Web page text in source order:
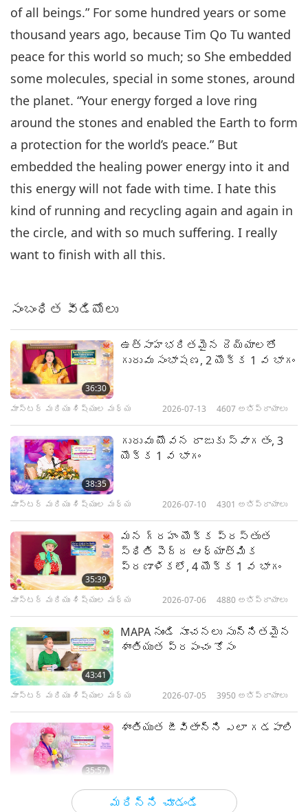
of all beings.” For some hundred years or some
thousand years ago, because Tim Qo Tu wanted
peace for this world so much; so She embedded
some molecules, special in some stones, around
the planet. “Your energy forged a love ring
around the stones and enabled the Earth to form
a protection for the world’s peace.” But
embedded the healing power energy into it and
this energy will not fade with time. I hate this
kind of running and recycling again and again in
the circle, and with so much suffering. I really
want to finish with all this.
మరిన్ని చూడండి
సంబంధిత వీడియోలు
36:30
ఉత్సాహభరితమైన దెయ్యాలతో
గురువు సంభాషణ, 2 యొక్క 1 వ భాగం
మాస్టర్ మరియు శిష్యుల మధ్య 2026-07-13 4607 అభిప్రాయాలు
38:35
గురువు యౌవన రాజుకు స్వాగతం, 3
యొక్క 1 వ భాగం
మాస్టర్ మరియు శిష్యుల మధ్య 2026-07-10 4301 అభిప్రాయాలు
35:39
మన గ్రహం యొక్క ప్రస్తుత
స్థితి పెద్ద ఆధ్యాత్మిక
ప్రణాళికలో, 4 యొక్క 1 వ భాగం
మాస్టర్ మరియు శిష్యుల మధ్య 2026-07-06 4880 అభిప్రాయాలు
43:41
MAPA నుండి సూచనలు సున్నితమైన
శాంతియుత ప్రపంచం కోసం
మాస్టర్ మరియు శిష్యుల మధ్య 2026-07-05 3950 అభిప్రాయాలు
35:57
శాంతియుత జీవితాన్ని ఎలా గడపాలి
మాస్టర్ మరియు శిష్యుల మధ్య 2026-07-04 3684